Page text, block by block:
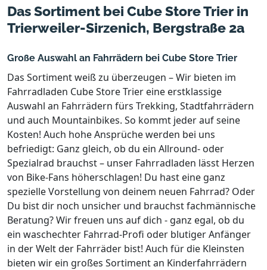
Das Sortiment bei Cube Store Trier in
Trierweiler-Sirzenich, Bergstraße 2a
Große Auswahl an Fahrrädern bei Cube Store Trier
Das Sortiment weiß zu überzeugen – Wir bieten im
Fahrradladen Cube Store Trier eine erstklassige
Auswahl an Fahrrädern fürs Trekking, Stadtfahrrädern
und auch Mountainbikes. So kommt jeder auf seine
Kosten! Auch hohe Ansprüche werden bei uns
befriedigt: Ganz gleich, ob du ein Allround- oder
Spezialrad brauchst – unser Fahrradladen lässt Herzen
von Bike-Fans höherschlagen! Du hast eine ganz
spezielle Vorstellung von deinem neuen Fahrrad? Oder
Du bist dir noch unsicher und brauchst fachmännische
Beratung? Wir freuen uns auf dich - ganz egal, ob du
ein waschechter Fahrrad-Profi oder blutiger Anfänger
in der Welt der Fahrräder bist! Auch für die Kleinsten
bieten wir ein großes Sortiment an Kinderfahrrädern